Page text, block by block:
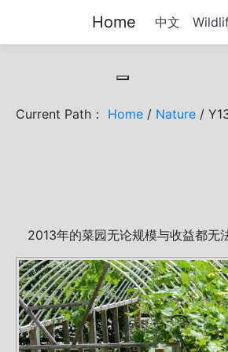
Home 中文
Current Path： Home / Nature /
2013年的菜园无论规模与收益都无